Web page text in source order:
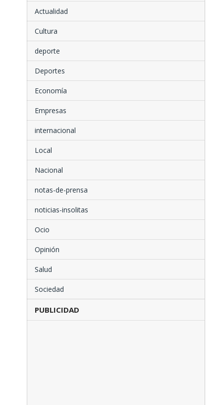
Actualidad
Cultura
deporte
Deportes
Economía
Empresas
internacional
Local
Nacional
notas-de-prensa
noticias-insolitas
Ocio
Opinión
Salud
Sociedad
PUBLICIDAD